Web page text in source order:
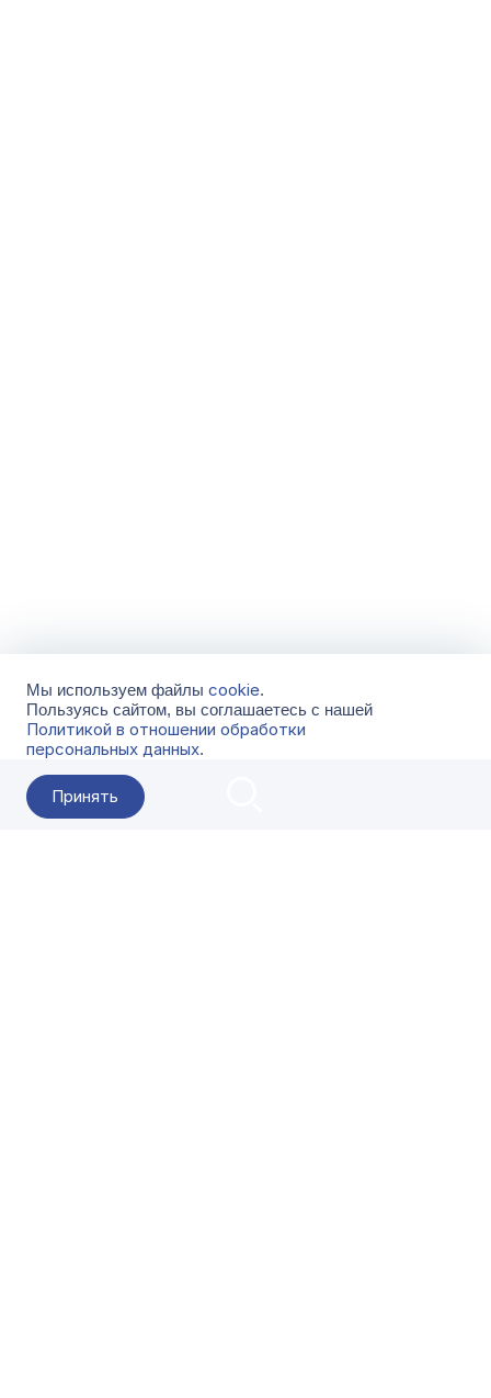
Мы используем файлы cookie.
Пользуясь сайтом, вы соглашаетесь с нашей
Политикой в отношении обработки
персональных данных.
Принять